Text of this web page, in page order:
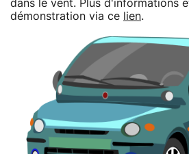
dans le vent. Plus d'informations
démonstration via ce
lien.